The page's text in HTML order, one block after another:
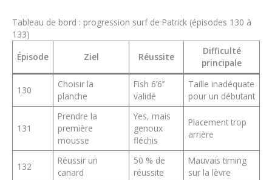
Tableau de bord : progression surf de Patrick (épisodes 130 à
133)
Épisode
Ziel Réussite
Difficulté
principale
130
Choisir la
planche
Fish 6’6’’
validé
Taille inadéquate
pour un débutant
131
Prendre la
première
mousse
Yes, mais
genoux
fléchis
Placement trop
arrière
132
Réussir un
canard
50 % de
réussite
Mauvais timing
sur la lèvre